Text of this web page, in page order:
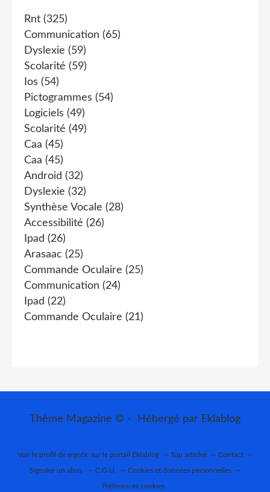
Rnt (325)
Communication (65)
Dyslexie (59)
Scolarité (59)
Ios (54)
Pictogrammes (54)
Logiciels (49)
Scolarité (49)
Caa (45)
Caa (45)
Android (32)
Dyslexie (32)
Synthèse Vocale (28)
Accessibilité (26)
Ipad (26)
Arasaac (25)
Commande Oculaire (25)
Communication (24)
Ipad (22)
Commande Oculaire (21)
Thème Magazine © - Hébergé par Eklablog
Voir le profil de ergotic sur le portail Eklablog Top articles Contact
Signaler un abus C.G.U. Cookies et données personnelles
Préférences cookies